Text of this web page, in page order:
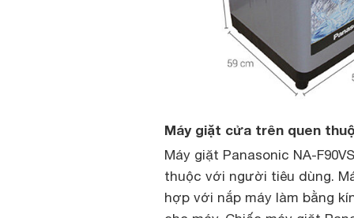
Máy giặt cửa trên quen
Máy giặt Panasonic NA-
thuộc với người tiêu dùng.
hợp với nắp máy làm bằng